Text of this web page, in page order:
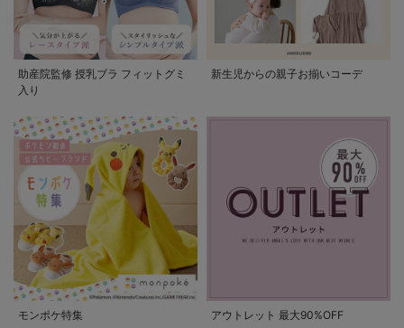
助産院監修 授乳ブラ フィットグミ
入り
新生児からの親子お揃いコーデ
モンポケ特集 アウトレット 最大90%OFF